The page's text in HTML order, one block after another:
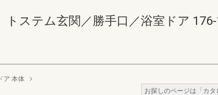
ステム玄関／勝手口／浴室ドア 176-
ア 本体
お探しのページは「カ